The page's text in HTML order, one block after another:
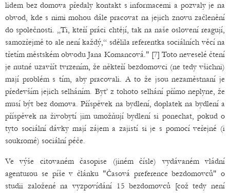
lidem bez domova předaly kontakt s informacemi a pozvaly je na
obvod, kde s nimi mohou dále pracovat na jejich znovu začlenění
do společnosti. „Ti, kteří práci chtějí, tak na naše oslovení reagují,
samozřejmě to ale není každý,“ sdělila referentka sociálních věcí na
třetím městském obvodu Jana Komancová." [7] Toto neveselé čtení
je nutné uzavřít tvrzením, že někteří bezdomovci (ne tedy všichni)
mají problém s tím, aby pracovali. A to že jsou nezaměstnaní je
především jejich selháním. Byť z tohoto selhání přímo neplyne, že
musí být bez domova. Příspěvek na bydlení, doplatek na bydlení a
příspěvek na živobytí jim umožňují bydlení si ponechat, pokud o
tyto sociální dávky mají zájem a zajistí si je s pomocí veřejné (i
soukromé) sociální péče.
Ve výše citovaném časopise (jiném čísle) vydávaném vládní
agenturou se píše v článku "Časová preference bezdomovců" o
studii založené na vyzpovídání 15 bezdomovců [což tedy není